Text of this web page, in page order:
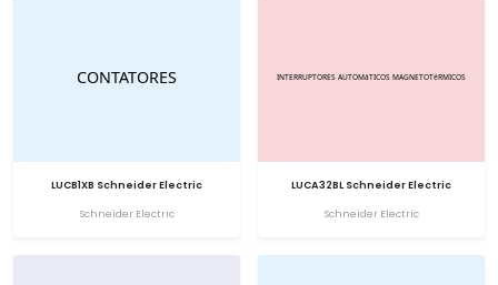
LUCB1XB Schneider Electric
Schneider Electric
LUCA32BL Schneider Electric
Schneider Electric